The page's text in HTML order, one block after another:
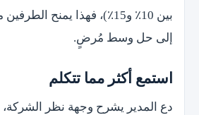
بين 10٪ و15٪)، فهذا يمنح
إلى حل وسط مُرضٍ.
استمع أكثر مما تتكلم
دع المدير يشرح وجهة نظر